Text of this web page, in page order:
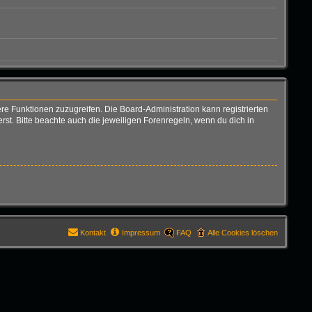
Funktionen zuzugreifen. Die Board-Administration kann registrierten
Bitte beachte auch die jeweiligen Forenregeln, wenn du dich in
Alle Cookies löschen
FAQ
Impressum
Kontakt